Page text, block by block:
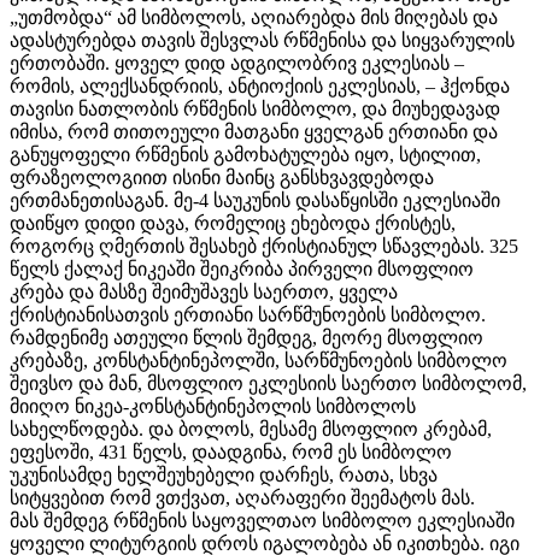
„უთმობდა“ ამ სიმბოლოს, აღიარებდა მის მიღებას და
ადასტურებდა თავის შესვლას რწმენისა და სიყვარულის
ერთობაში. ყოველ დიდ ადგილობრივ ეკლესიას –
რომის, ალექსანდრიის, ანტიოქიის ეკლესიას, – ჰქონდა
თავისი ნათლობის რწმენის სიმბოლო, და მიუხედავად
იმისა, რომ თითოეული მათგანი ყველგან ერთიანი და
განუყოფელი რწმენის გამოხატულება იყო, სტილით,
ფრაზეოლოგიით ისინი მაინც განსხვავდებოდა
ერთმანეთისაგან. მე-4 საუკუნის დასაწყისში ეკლესიაში
დაიწყო დიდი დავა, რომელიც ეხებოდა ქრისტეს,
როგორც ღმერთის შესახებ ქრისტიანულ სწავლებას. 325
წელს ქალაქ ნიკეაში შეიკრიბა პირველი მსოფლიო
კრება და მასზე შეიმუშავეს საერთო, ყველა
ქრისტიანისათვის ერთიანი სარწმუნოების სიმბოლო.
რამდენიმე ათეული წლის შემდეგ, მეორე მსოფლიო
კრებაზე, კონსტანტინეპოლში, სარწმუნოების სიმბოლო
შეივსო და მან, მსოფლიო ეკლესიის საერთო სიმბოლომ,
მიიღო ნიკეა-კონსტანტინეპოლის სიმბოლოს
სახელწოდება. და ბოლოს, მესამე მსოფლიო კრებამ,
ეფესოში, 431 წელს, დაადგინა, რომ ეს სიმბოლო
უკუნისამდე ხელშეუხებელი დარჩეს, რათა, სხვა
სიტყვებით რომ ვთქვათ, აღარაფერი შეემატოს მას.
მას შემდეგ რწმენის საყოველთაო სიმბოლო ეკლესიაში
ყოველი ლიტურგიის დროს იგალობება ან იკითხება. იგი